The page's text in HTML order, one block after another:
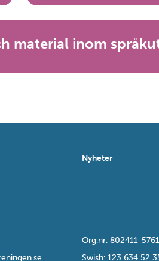
material inom
Nyheter
Org.nr: 802411-5761
Swish: 123 634 52